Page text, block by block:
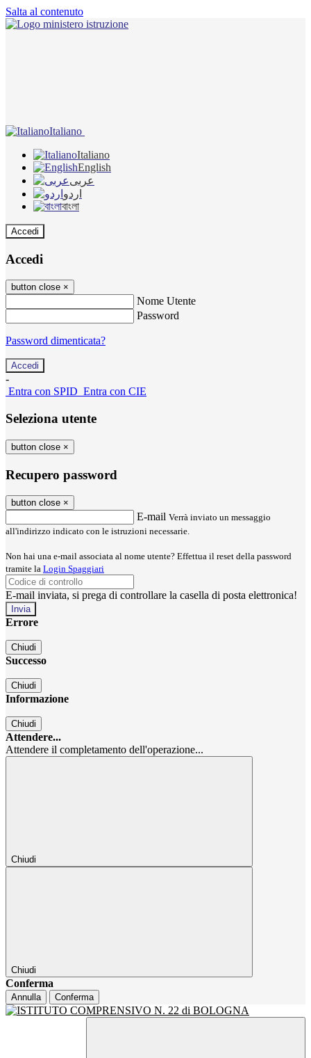
Salta al contenuto
Italiano
Italiano
English
عربى
اردو
বাংলা
Accedi
Accedi
button close ×
Nome Utente
Password
Password dimenticata?
-
Entra con SPID Entra con CIE
Seleziona utente
button close ×
Recupero password
button close ×
E-mail Verrà inviato un messaggio
all'indirizzo indicato con le istruzioni necessarie.
Non hai una e-mail associata al nome utente? Effettua il reset della password
tramite la Login Spaggiari
E-mail inviata, si prega di controllare la casella di posta elettronica!
Errore
Chiudi
Successo
Chiudi
Informazione
Chiudi
Attendere...
Attendere il completamento dell'operazione...
Chiudi
Chiudi
Conferma
Annulla Conferma